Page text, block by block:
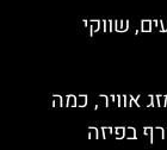
שווקי
אוויר, כמה
בפיזה